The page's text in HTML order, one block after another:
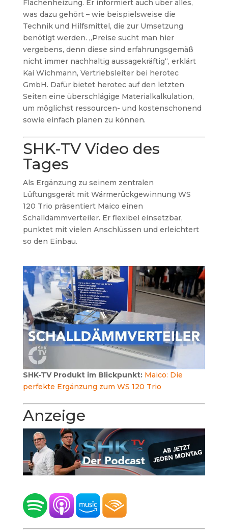
Flächenheizung. Er informiert auch über alles,
was dazu gehört – wie beispielsweise die
Technik und Hilfsmittel, die zur Umsetzung
benötigt werden. „Preise sucht man hier
vergebens, denn diese sind erfahrungsgemäß
nicht immer nachhaltig aussagekräftig“, erklärt
Kai Wichmann, Vertriebsleiter bei herotec
GmbH. Dafür bietet herotec auf den letzten
Seiten eine überschlägige Materialkalkulation,
um möglichst ressourcen- und kostenschonend
sowie einfach planen zu können.
SHK-TV Video des
Tages
Als Ergänzung zu seinem zentralen
Lüftungsgerät mit Wärmerückgewinnung WS
120 Trio präsentiert Maico einen
Schalldämmverteiler. Er flexibel einsetzbar,
punktet mit vielen Anschlüssen und erleichtert
so den Einbau.
SHK-TV Produkt im Blickpunkt: Maico: Die
perfekte Ergänzung zum WS 120 Trio
Anzeige